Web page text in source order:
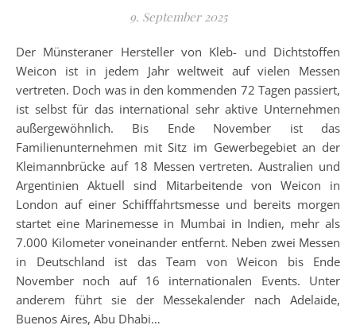
9. September 2025
Der Münsteraner Hersteller von Kleb- und Dichtstoffen
Weicon ist in jedem Jahr weltweit auf vielen Messen
vertreten. Doch was in den kommenden 72 Tagen passiert,
ist selbst für das international sehr aktive Unternehmen
außergewöhnlich. Bis Ende November ist das
Familienunternehmen mit Sitz im Gewerbegebiet an der
Kleimannbrücke auf 18 Messen vertreten. Australien und
Argentinien Aktuell sind Mitarbeitende von Weicon in
London auf einer Schifffahrtsmesse und bereits morgen
startet eine Marinemesse in Mumbai in Indien, mehr als
7.000 Kilometer voneinander entfernt. Neben zwei Messen
in Deutschland ist das Team von Weicon bis Ende
November noch auf 16 internationalen Events. Unter
anderem führt sie der Messekalender nach Adelaide,
Buenos Aires, Abu Dhabi…